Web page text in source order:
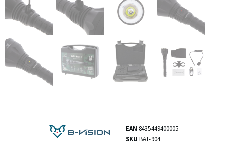
EAN 8435449400005
SKU BAT-904